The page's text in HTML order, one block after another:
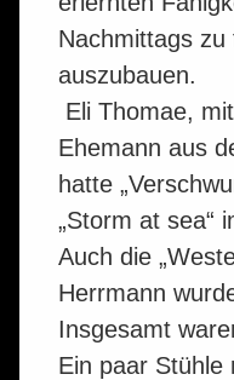
Nachmittags zu
auszubauen.
Eli Thomae,
Ehemann aus
hatte
„Storm at sea“
Auch die
Herrmann
Insgesamt
Ein paar Stühle